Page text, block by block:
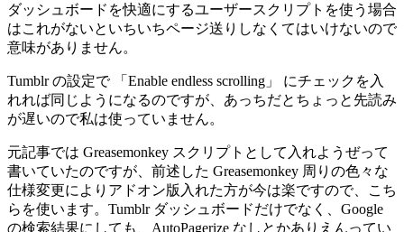
ダッシュボードを快適にするユーザースクリプトを使う場合
はこれがないといちいちページ送りしなくてはいけないので
意味がありません。
Tumblr の設定で 「Enable endless scrolling」 にチェックを入
れれば同じようになるのですが、あっちだとちょっと先読み
が遅いので私は使っていません。
元記事では Greasemonkey スクリプトとして入れようぜって
書いていたのですが、前述した Greasemonkey 周りの色々な
仕様変更によりアドオン版入れた方が今は楽ですので、こち
らを使います。Tumblr ダッシュボードだけでなく、Google
の検索結果にしても、AutoPagerize なしとかありえんってい